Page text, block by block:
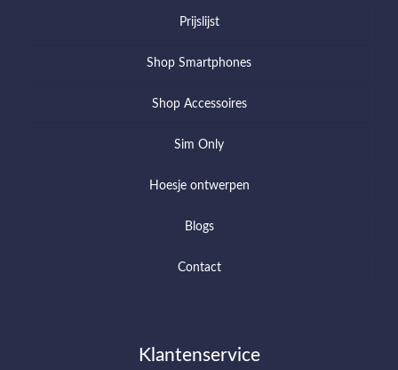
Prijslijst
Shop Smartphones
Shop Accessoires
Sim Only
Hoesje ontwerpen
Blogs
Contact
Klantenservice